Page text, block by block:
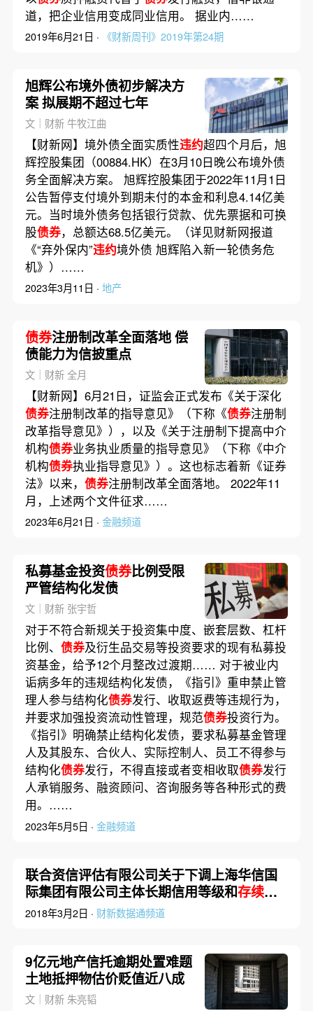
道，把企业信用变成同业信用。 据业内……
2019年6月21日 · 《财新周刊》2019年第24期
旭辉公布境外债初步解决方
案 拟展期不超过七年
文｜财新 牛牧江曲
【财新网】境外债全面实质性违约超四个月后，旭
辉控股集团（00884.HK）在3月10日晚公布境外债
务全面解决方案。 旭辉控股集团于2022年11月1日
公告暂停支付境外到期未付的本金和利息4.14亿美
元。当时境外债务包括银行贷款、优先票据和可换
股债券，总额达68.5亿美元。（详见财新网报道
《“弃外保内”违约境外债 旭辉陷入新一轮债务危
机》）……
2023年3月11日 · 地产
债券注册制改革全面落地 偿
债能力为信披重点
文｜财新 全月
【财新网】6月21日，证监会正式发布《关于深化
债券注册制改革的指导意见》（下称《债券注册制
改革指导意见》），以及《关于注册制下提高中介
机构债券业务执业质量的指导意见》（下称《中介
机构债券执业指导意见》）。这也标志着新《证券
法》以来， 债券注册制改革全面落地。 2022年11
月，上述两个文件征求……
2023年6月21日 · 金融频道
私募基金投资债券比例受限
严管结构化发债
文｜财新 张宇哲
对于不符合新规关于投资集中度、嵌套层数、杠杆
比例、 债券及衍生品交易等投资要求的现有私募投
资基金，给予12个月整改过渡期…… 对于被业内
诟病多年的违规结构化发债，《指引》重申禁止管
理人参与结构化债券发行、收取返费等违规行为，
并要求加强投资流动性管理，规范债券投资行为。
《指引》明确禁止结构化发债，要求私募基金管理
人及其股东、合伙人、实际控制人、员工不得参与
结构化债券发行，不得直接或者变相收取债券发行
人承销服务、融资顾问、咨询服务等各种形式的费
用。……
2023年5月5日 · 金融频道
联合资信评估有限公司关于下调上海华信国
际集团有限公司主体长期信用等级和存续期
债券信用等级的公告
2018年3月2日 · 财新数据通频道
9亿元地产信托逾期处置难题
土地抵押物估价贬值近八成
文｜财新 朱亮韬